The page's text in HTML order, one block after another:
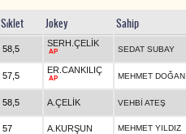
Sıklet Jokey Sahip
58,5
SERH.ÇELİK
AP SEDAT SUBAY
57,5
ER.CANKILIÇ
AP MEHMET DOĞAN
58,5 A.ÇELİK VEHBİ ATEŞ
57 A.KURŞUN MEHMET YILDIZ